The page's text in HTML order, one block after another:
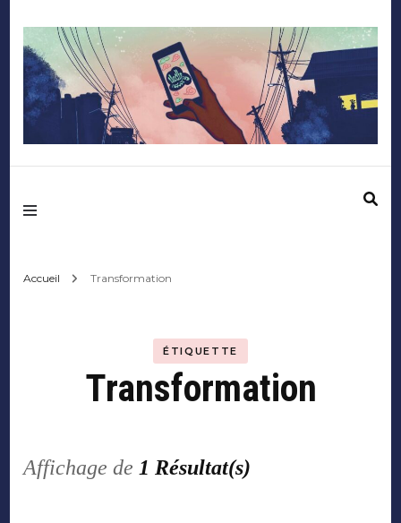
Mediafactory – Le
d'Audencia
Accueil Transformation
ÉTIQUETTE
Transformation
Affichage de 1 Résultat(s)